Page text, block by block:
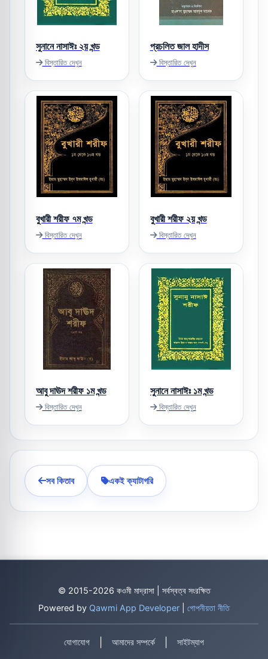
সুনানে নাসাঈঃ ২য় খন্ড
বিস্তারিত দেখুন
প্রচলিত জাল হাদীস
বিস্তারিত দেখুন
বুখারী শরীফ ৭ম খন্ড
বিস্তারিত দেখুন
বুখারী শরীফ ২য় খন্ড
বিস্তারিত দেখুন
আবু দাঊদ শরীফ ১ম খন্ড
বিস্তারিত দেখুন
সুনানে নাসাঈঃ ১ম খন্ড
বিস্তারিত দেখুন
সব কিতাব একই ক্যাটাগরি
© 2015-2026 কওমী মাদ্রাসা | সর্বস্বত্ব সংরক্ষিত
Powered by Qawmi App Developer গোপনীয়তা নীতি
যোগাযোগ আমাদের সম্পর্কে সাইটম্যাপ